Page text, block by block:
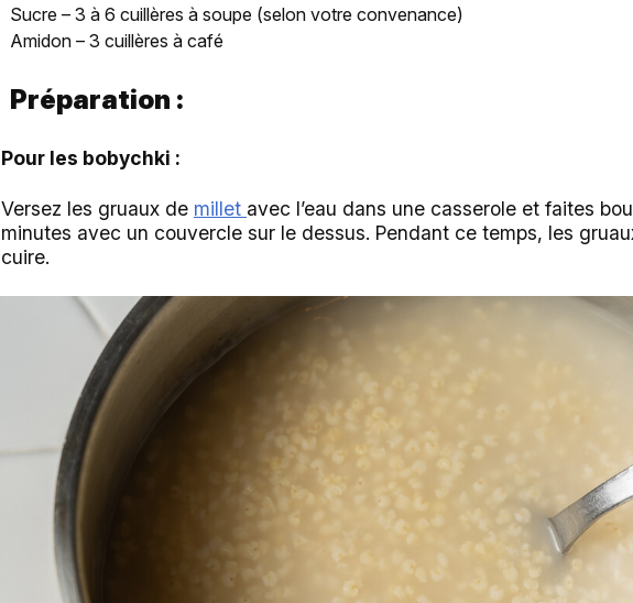
Sucre – 3 à 6 cuillères à soupe (selon votre convenance)
Amidon – 3 cuillères à café
Préparation :
Pour les bobychki :
Versez les gruaux de millet avec l’eau dans une casserole et faites
minutes avec un couvercle sur le dessus. Pendant ce temps, les
cuire.